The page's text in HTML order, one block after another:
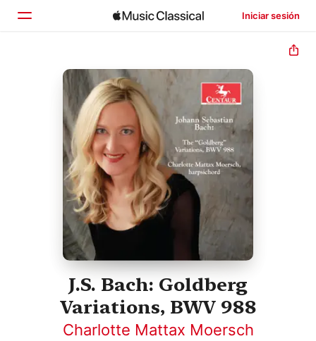
Iniciar sesión
Inicio
Explorar
Buscar
J.S. Bach: Goldberg
Variations, BWV 988
Charlotte Mattax Moersch